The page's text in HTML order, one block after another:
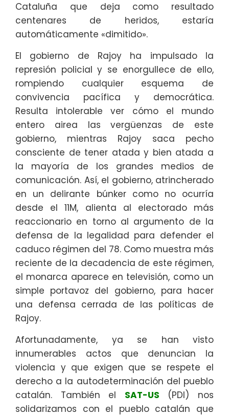
Cataluña que deja como resultado
centenares de heridos, estaría
automáticamente «dimitido».
El gobierno de Rajoy ha impulsado la
represión policial y se enorgullece de ello,
rompiendo cualquier esquema de
convivencia pacífica y democrática.
Resulta intolerable ver cómo el mundo
entero airea las vergüenzas de este
gobierno, mientras Rajoy saca pecho
consciente de tener atada y bien atada a
la mayoría de los grandes medios de
comunicación. Así, el gobierno, atrincherado
en un delirante búnker como no ocurría
desde el 11M, alienta al electorado más
reaccionario en torno al argumento de la
defensa de la legalidad para defender el
caduco régimen del 78. Como muestra más
reciente de la decadencia de este régimen,
el monarca aparece en televisión, como un
simple portavoz del gobierno, para hacer
una defensa cerrada de las políticas de
Rajoy.
Afortunadamente, ya se han visto
innumerables actos que denuncian la
violencia y que exigen que se respete el
derecho a la autodeterminación del pueblo
catalán. También el SAT-US (PDI) nos
solidarizamos con el pueblo catalán que